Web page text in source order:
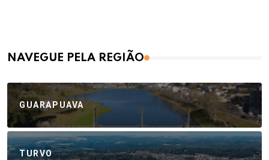
NAVEGUE PELA REGIÃO
GUARAPUAVA
TURVO